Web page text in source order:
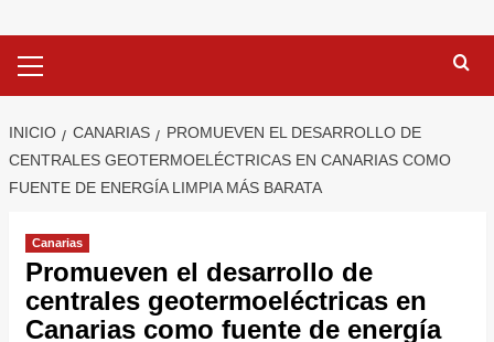
primario
INICIO CANARIAS
PROMUEVEN EL DESARROLLO DE
CENTRALES GEOTERMOELÉCTRICAS EN CANARIAS COMO
FUENTE DE ENERGÍA LIMPIA MÁS BARATA
Canarias
Promueven el desarrollo de
centrales geotermoeléctricas en
Canarias como fuente de energía